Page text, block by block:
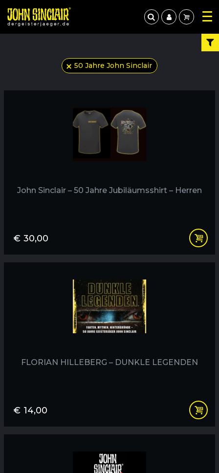
50 Jahre John Sinclair
John Sinclair – 50 Jahre Jubiläumsshirt – Herren
€ 30,00
FLORIAN HILLEBERG – DUNKLE LEGENDEN
€ 14,00